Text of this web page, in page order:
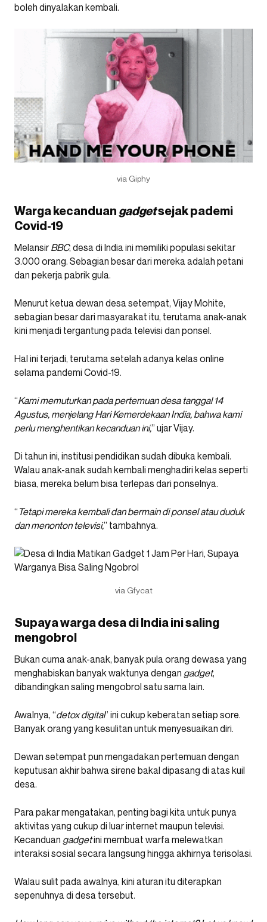
boleh dinyalakan kembali.
via Giphy
Warga kecanduan gadgetsejak pademi
Covid-19
Melansir BBC, desa di India ini memiliki populasi sekitar
3.000 orang. Sebagian besar dari mereka adalah petani
dan pekerja pabrik gula.
Menurut ketua dewan desa setempat, Vijay Mohite,
sebagian besar dari masyarakat itu, terutama anak-anak
kini menjadi tergantung pada televisi dan ponsel.
Hal ini terjadi, terutama setelah adanya kelas online
selama pandemi Covid-19.
“Kami memuturkan pada pertemuan desa tanggal 14
Agustus, menjelang Hari Kemerdekaan India, bahwa kami
perlu menghentikan kecanduan ini,” ujar Vijay.
Di tahun ini, institusi pendidikan sudah dibuka kembali.
Walau anak-anak sudah kembali menghadiri kelas seperti
biasa, mereka belum bisa terlepas dari ponselnya.
“ Tetapi mereka kembali dan bermain di ponsel atau duduk
dan menonton televisi,” tambahnya.
via Gfycat
Supaya warga desa di India ini saling
mengobrol
Bukan cuma anak-anak, banyak pula orang dewasa yang
menghabiskan banyak waktunya dengan gadget,
dibandingkan saling mengobrol satu sama lain.
Awalnya, “detox digital” ini cukup keberatan setiap sore.
Banyak orang yang kesulitan untuk menyesuaikan diri.
Dewan setempat pun mengadakan pertemuan dengan
keputusan akhir bahwa sirene bakal dipasang di atas kuil
desa.
Para pakar mengatakan, penting bagi kita untuk punya
aktivitas yang cukup di luar internet maupun televisi.
Kecanduan gadgetini membuat warfa melewatkan
interaksi sosial secara langsung hingga akhirnya terisolasi.
Walau sulit pada awalnya, kini aturan itu diterapkan
sepenuhnya di desa tersebut.